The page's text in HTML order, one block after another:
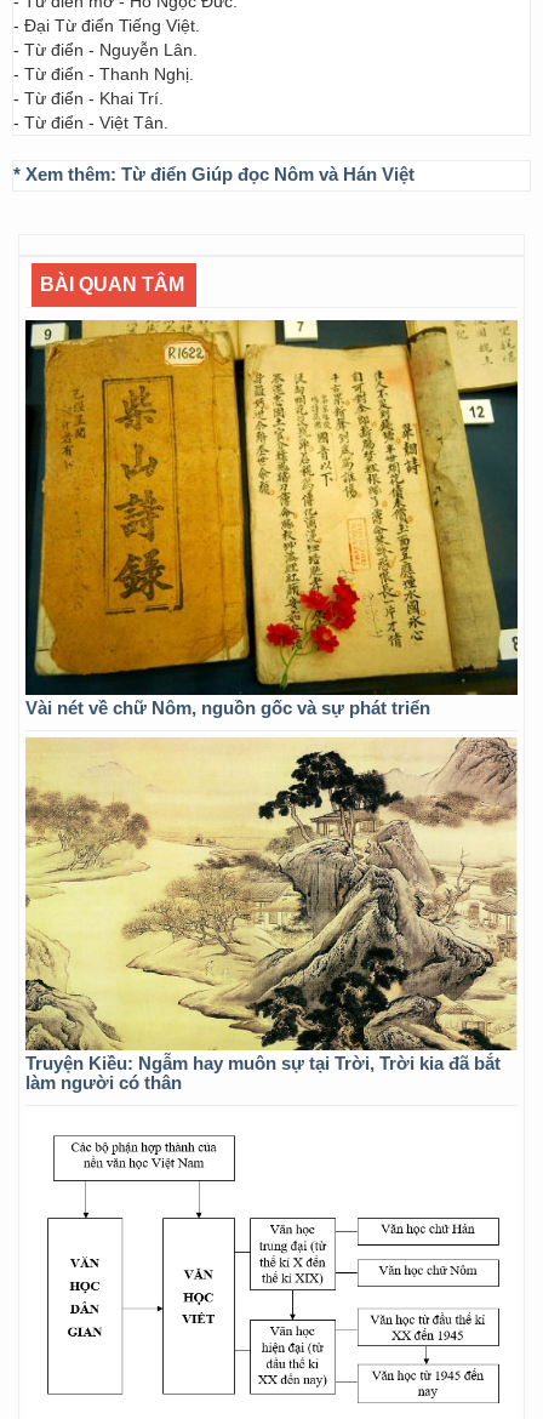
- Đại Từ điển Tiếng Việt.
- Từ điển - Nguyễn Lân.
- Từ điển - Thanh Nghị.
- Từ điển - Khai Trí.
- Từ điển - Việt Tân.
* Xem thêm: Từ điển Giúp đọc Nôm và Hán Việt
BÀI QUAN TÂM
Vài nét về chữ Nôm, nguồn gốc và sự phát triển
Truyện Kiều: Ngẫm hay muôn sự tại Trời, Trời kia đã bắt
làm người có thân